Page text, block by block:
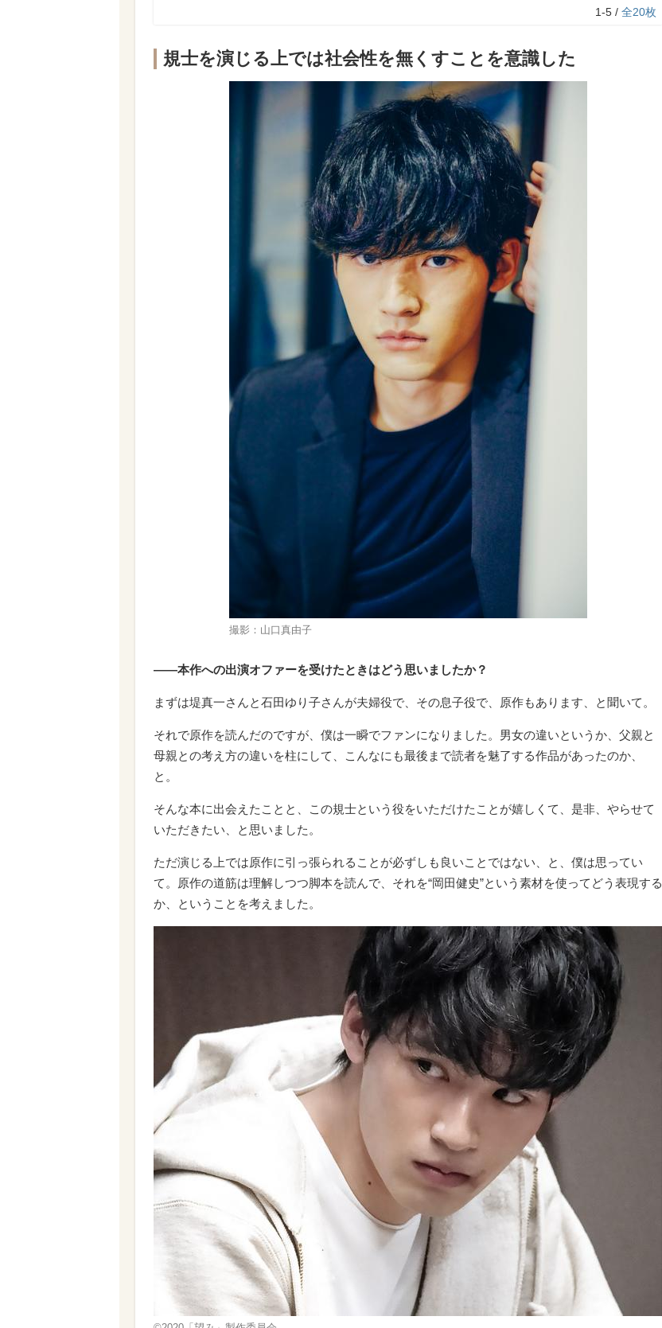
1-5 / 全20枚
規士を演じる上では社会性を無くすことを意識した
撮影：山口真由子
――本作への出演オファーを受けたときはどう思いましたか？
まずは堤真一さんと石田ゆり子さんが夫婦役で、その息子役で、原作もあります、と聞いて。
それで原作を読んだのですが、僕は一瞬でファンになりました。男女の違いというか、父親と
母親との考え方の違いを柱にして、こんなにも最後まで読者を魅了する作品があったのか、
と。
そんな本に出会えたことと、この規士という役をいただけたことが嬉しくて、是非、やらせて
いただきたい、と思いました。
ただ演じる上では原作に引っ張られることが必ずしも良いことではない、と、僕は思ってい
て。原作の道筋は理解しつつ脚本を読んで、それを“岡田健史”という素材を使ってどう表現する
か、ということを考えました。